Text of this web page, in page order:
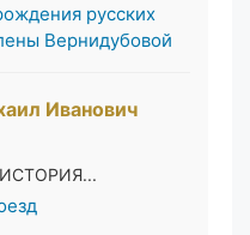
русских
Вернидубовой
Иванович